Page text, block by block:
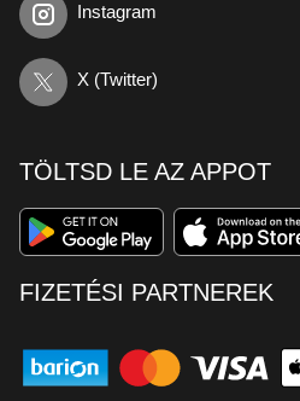
Instagram
X (Twitter)
TÖLTSD LE AZ APPOT
FIZETÉSI PARTNEREK